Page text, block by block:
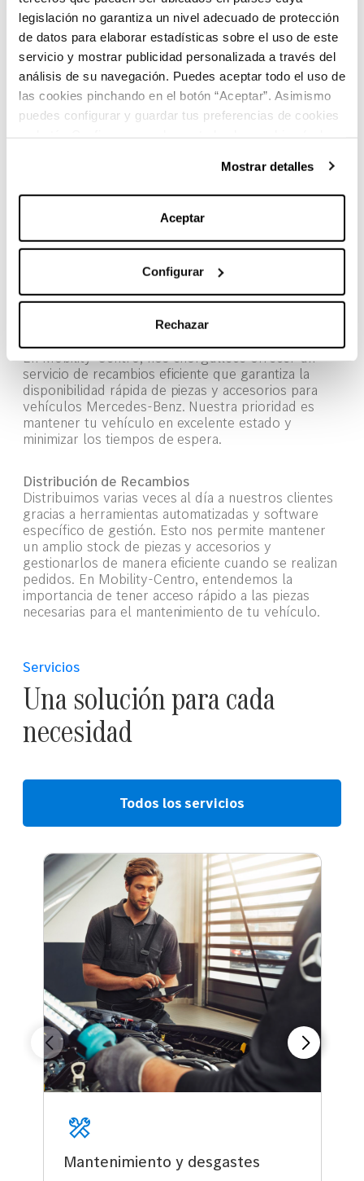
legislación no garantiza un nivel adecuado de protección
de datos para elaborar estadísticas sobre el uso de este
servicio y mostrar publicidad personalizada a través del
análisis de su navegación. Puedes aceptar todo el uso de
las cookies pinchando en el botón “Aceptar”. Asimismo
puedes configurar y guardar tus preferencias de cookies
información sobre el uso de cookies y sus derechos vea
nuestraPolítica de Cookies.
Mostrar detalles
Aceptar
Configurar
Rechazar
Servicio de Recambios
Eficiente
En Mobility-Centro, nos enorgullece ofrecer un
servicio de recambios eficiente que garantiza la
disponibilidad rápida de piezas y accesorios para
vehículos Mercedes-Benz. Nuestra prioridad es
mantener tu vehículo en excelente estado y
minimizar los tiempos de espera.
Distribución de Recambios
Distribuimos varias veces al día a nuestros clientes
gracias a herramientas automatizadas y software
específico de gestión. Esto nos permite mantener
un amplio stock de piezas y accesorios y
gestionarlos de manera eficiente cuando se realizan
pedidos. En Mobility-Centro, entendemos la
importancia de tener acceso rápido a las piezas
necesarias para el mantenimiento de tu vehículo.
Servicios
Una solución para cada
necesidad
Todos los servicios
Mantenimiento y desgastes